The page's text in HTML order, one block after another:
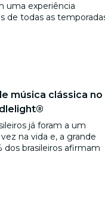
uma experiência
de todas as
música clássica no
já foram a um
na vida e, a grande
dos brasileiros afirmam